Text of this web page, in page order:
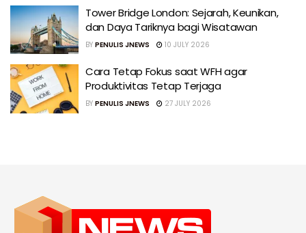
Tower Bridge London: Sejarah, Keunikan,
dan Daya Tariknya bagi Wisatawan
BY PENULIS JNEWS 10 JULY 2026
Cara Tetap Fokus saat WFH agar
Produktivitas Tetap Terjaga
BY PENULIS JNEWS 27 JULY 2026